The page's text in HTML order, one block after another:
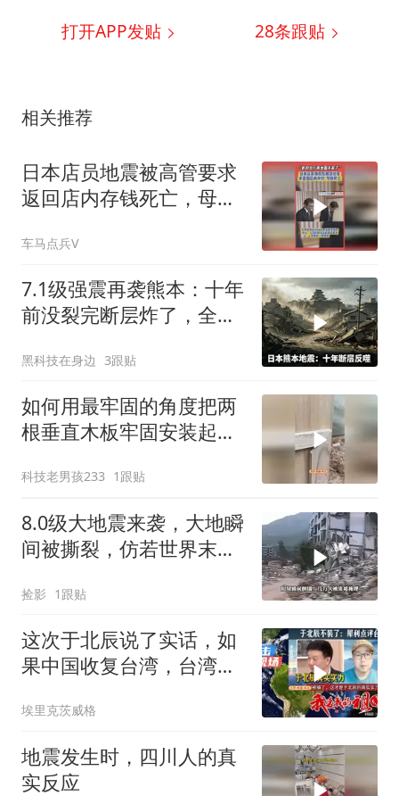
打开APP发贴 28条跟贴
相关推荐
日本店员地震被高管要求
返回店内存钱死亡，母
车马点兵V
7.1级强震再袭熊本：十年
前没裂完断层炸了，全球
黑科技在身边 3跟贴
如何用最牢固的角度把两
根垂直木板牢固安装起
科技老男孩233 1跟贴
8.0级大地震来袭，大地瞬
间被撕裂，仿若世界末日
捡影 1跟贴
这次于北辰说了实话，如
果中国收复台湾，台湾能
埃里克茨威格
地震发生时，四川人的真
实反应